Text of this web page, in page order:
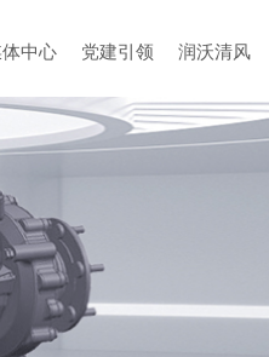
中心 党建引领 润沃清风